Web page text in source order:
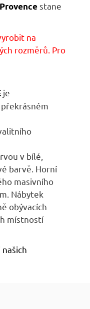
stane
na
rozměrů. Pro
je
překrásném
v bílé,
barvě. Horní
masivního
Nábytek
obývacích
místností
našich